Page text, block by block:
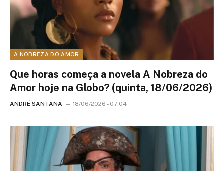
A NOBREZA DO AMOR
Que horas começa a novela A Nobreza do
Amor hoje na Globo? (quinta, 18/06/2026)
ANDRÉ SANTANA 18/06/2026 - 07:04